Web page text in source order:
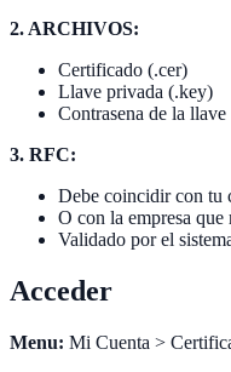
2. ARCHIVOS:
Certificado (.cer)
Llave privada (.key)
Contrasena de la llave
3. RFC:
Debe coincidir con tu
O con la empresa que
Validado por el
Acceder
Menu: Mi Cuenta >